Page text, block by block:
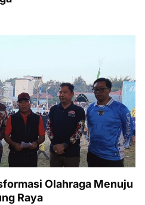
Olahraga Menuju
Raya